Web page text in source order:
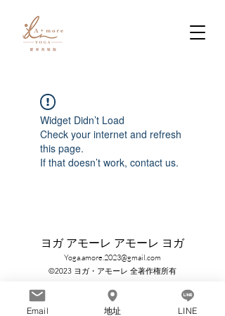
Widget Didn’t Load
Check your internet and refresh
this page.
If that doesn’t work, contact us.
ヨガ アモーレ アモーレ ヨガ
Yoga.amore.2023@gmail.com
©2023 ヨガ・アモーレ 全著作権所有
Email 地址 LINE